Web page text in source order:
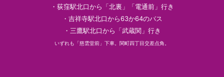
・荻窪駅北口から「北裏」「電通前」行き
・吉祥寺駅北口から63か64のバス
・三鷹駅北口から「武蔵関」行き
いずれも「慈雲堂前」下車。関町四丁目交差点角。